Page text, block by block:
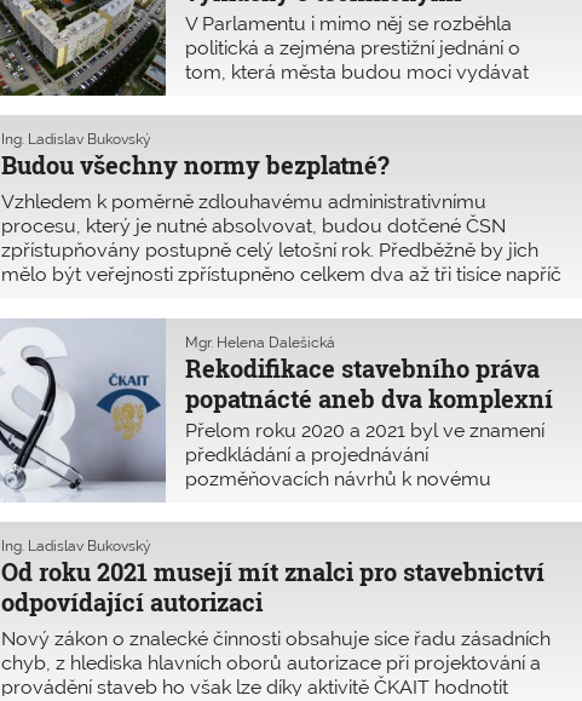
požadavky na výstavbu?
V Parlamentu i mimo něj se rozběhla
politická a zejména prestižní jednání o
tom, která města budou moci vydávat
požadavcích na výstavbu.
Budou všechny normy bezplatné?
Ing. Ladislav Bukovský
Vzhledem k poměrně zdlouhavému administrativnímu
procesu, který je nutné absolvovat, budou dotčené ČSN
zpřístupňovány postupně celý letošní rok. Předběžně by jich
mělo být veřejnosti zpřístupněno celkem dva až tři tisíce napříč
Rekodifikace stavebního práva
popatnácté aneb dva komplexní
pozměňovací návrhy
Mgr. Helena Dalešická
Přelom roku 2020 a 2021 byl ve znamení
předkládání a projednávání
pozměňovacích návrhů k novému
představila komplexní návrh skupina
připravoval Radim Fiala (SPD), ale
nakonec ho propojil s komplexním
Martina Kolovratníka (ANO), Petra Dolínka
(ČSSD) a Lea Luzara (KSČM).
Od roku 2021 musejí mít znalci pro stavebnictví
odpovídající autorizaci
Ing. Ladislav Bukovský
Nový zákon o znalecké činnosti obsahuje sice řadu zásadních
chyb, z hlediska hlavních oborů autorizace při projektování a
provádění staveb ho však lze díky aktivitě ČKAIT hodnotit